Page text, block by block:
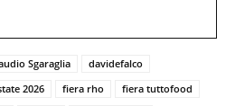
Sgaraglia
davidefalco
2026 fiera rho
fiera tuttofood